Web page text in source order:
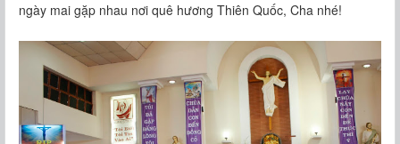
ngày mai gặp nhau nơi quê hương Thiên Quốc, Cha nhé!